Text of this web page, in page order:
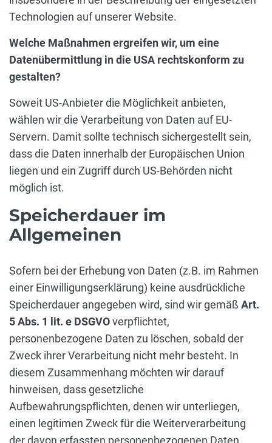
Technologien auf unserer Website.
Welche Maßnahmen ergreifen wir, um eine
Datenübermittlung in die USA rechtskonform zu
gestalten?
Soweit US-Anbieter die Möglichkeit anbieten,
wählen wir die Verarbeitung von Daten auf EU-
Servern. Damit sollte technisch sichergestellt sein,
dass die Daten innerhalb der Europäischen Union
liegen und ein Zugriff durch US-Behörden nicht
möglich ist.
Speicherdauer im
Allgemeinen
Sofern bei der Erhebung von Daten (z.B. im Rahmen
einer Einwilligungserklärung) keine ausdrückliche
Speicherdauer angegeben wird, sind wir gemäß Art.
5 Abs. 1 lit. e DSGVOverpflichtet,
personenbezogene Daten zu löschen, sobald der
Zweck ihrer Verarbeitung nicht mehr besteht. In
diesem Zusammenhang möchten wir darauf
hinweisen, dass gesetzliche
Aufbewahrungspflichten, denen wir unterliegen,
einen legitimen Zweck für die Weiterverarbeitung